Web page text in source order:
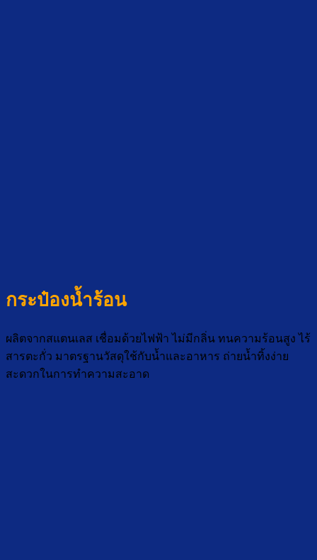
กระป๋องน้ำร้อน
ผลิตจากสแตนเลส เชื่อมด้วยไฟฟ้า ไม่มีกลิ่น ทนความร้อนสูง ไร้
สารตะกั่ว มาตรฐานวัสดุใช้กับน้ำและอาหาร ถ่ายน้ำทิ้งง่าย
สะดวกในการทำความสะอาด